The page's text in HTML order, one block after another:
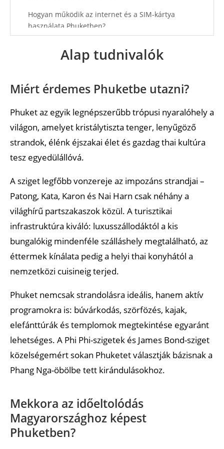
Hogyan működik az internet és a SIM-kártya
használata Phuketben?
Hogyan juthatok el Magyarországról Phuketbe?
belvárosába vagy a strandokra?
Mi a legkényelmesebb közlekedési mód
Phuketben?
Melyik városrészek vagy strandok számítanak
biztonságosnak?
Melyik környéken érdemes megszállni Phuketben?
Egészségügyi tudnivalók
Iható a csapvíz Phuketben?
Élmények
Mik a kötelező látnivalók és programok Phuketben?
Melyek a legnépszerűbb ételek és italok
Phuketben?
Phuketben?
Ajánlott cikkek
Alap tudnivalók
Miért érdemes Phuketbe utazni?
Phuket az egyik legnépszerűbb trópusi nyaralóhely a
világon, amelyet kristálytiszta tenger, lenyűgöző
strandok, élénk éjszakai élet és gazdag thai kultúra
tesz egyedülállóvá.
A sziget legfőbb vonzereje az impozáns strandjai –
Patong, Kata, Karon és Nai Harn csak néhány a
világhírű partszakaszok közül. A turisztikai
infrastruktúra kiváló: luxusszállodáktól a kis
bungalókig mindenféle szálláshely megtalálható, az
éttermek kínálata pedig a helyi thai konyhától a
nemzetközi cuisineig terjed.
Phuket nemcsak strandolásra ideális, hanem aktív
programokra is: búvárkodás, szörfözés, kajak,
elefánttúrák és templomok megtekintése egyaránt
lehetséges. A Phi Phi-szigetek és James Bond-sziget
közelségemért sokan Phuketet választják bázisnak a
Phang Nga-öbölbe tett kirándulásokhoz.
Mekkora az időeltolódás
Magyarországhoz képest
Phuketben?